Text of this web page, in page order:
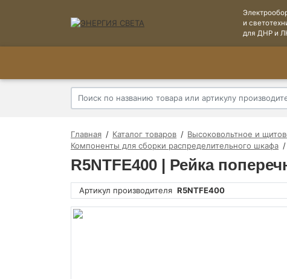
и
для ДНР и
Главная Каталог товаров Высоковольтное и
Компоненты для сборки распределительного шкафа
R5NTFE400 | Рейка
Артикул производителя R5NTFE400